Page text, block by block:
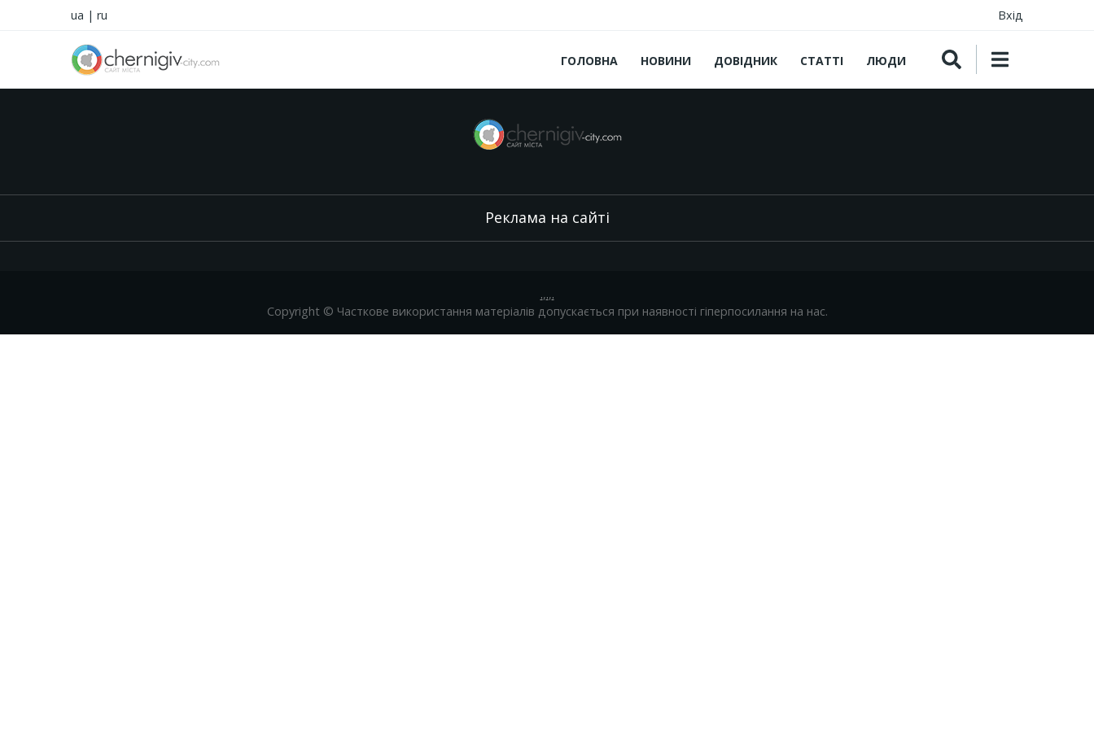
ua | ru Вхід
ГОЛОВНА НОВИНИ ДОВІДНИК СТАТТІ ЛЮДИ
Реклама на сайті
.,.,.
Copyright © Часткове використання матеріалів допускається при наявності гіперпосилання на нас.